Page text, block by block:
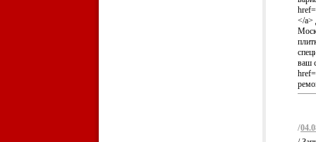
</a>
ваш
/